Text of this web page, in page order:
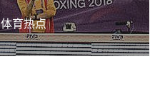
体育热点